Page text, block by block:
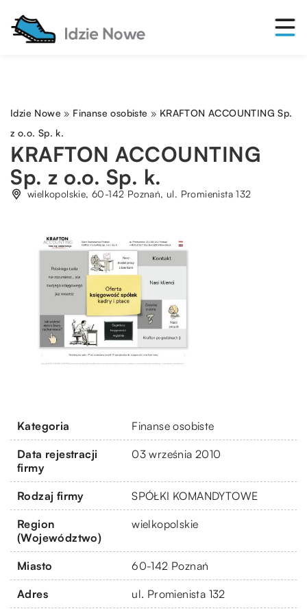
Idzie Nowe » Finanse osobiste » KRAFTON ACCOUNTING Sp.
z o.o. Sp. k.
KRAFTON ACCOUNTING
Sp. z o.o. Sp. k.
wielkopolskie, 60-142 Poznań, ul. Promienista 132
Kategoria Finanse osobiste
Data rejestracji
firmy
03 września 2010
Rodzaj firmy SPÓŁKI KOMANDYTOWE
Region
(Województwo)
wielkopolskie
Miasto 60-142 Poznań
Adres ul. Promienista 132